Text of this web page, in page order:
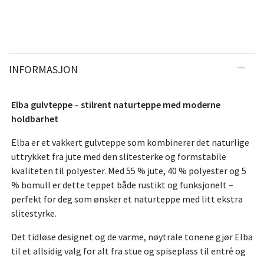
INFORMASJON
Elba gulvteppe – stilrent naturteppe med moderne
holdbarhet
Elba er et vakkert gulvteppe som kombinerer det naturlige
uttrykket fra jute med den slitesterke og formstabile
kvaliteten til polyester. Med 55 % jute, 40 % polyester og 5
% bomull er dette teppet både rustikt og funksjonelt –
perfekt for deg som ønsker et naturteppe med litt ekstra
slitestyrke.
Det tidløse designet og de varme, nøytrale tonene gjør Elba
til et allsidig valg for alt fra stue og spiseplass til entré og